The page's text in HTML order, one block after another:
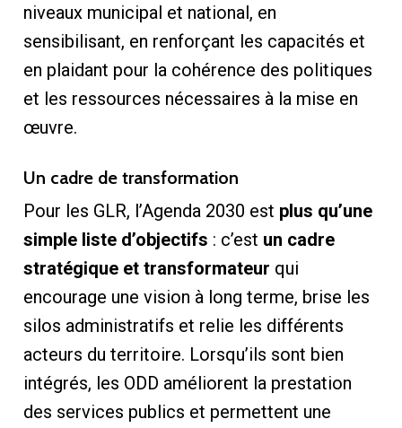
niveaux municipal et national, en
sensibilisant, en renforçant les capacités et
en plaidant pour la cohérence des politiques
et les ressources nécessaires à la mise en
œuvre.
Un cadre de transformation
Pour les GLR, l’Agenda 2030 est plus qu’une
simple liste d’objectifs : c’est un cadre
stratégique et transformateur qui
encourage une vision à long terme, brise les
silos administratifs et relie les différents
acteurs du territoire. Lorsqu’ils sont bien
intégrés, les ODD améliorent la prestation
des services publics et permettent une